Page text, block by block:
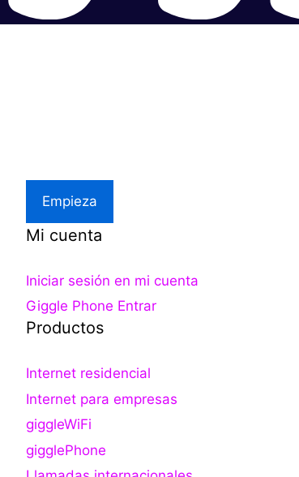
Empieza
Mi cuenta
Iniciar sesión en mi cuenta
Giggle Phone Entrar
Productos
Internet residencial
Internet para empresas
giggleWiFi
gigglePhone